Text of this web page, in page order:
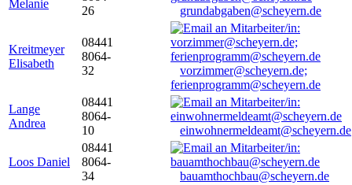
Melanie
26
grundabgaben@scheyern.de
Kreitmeyer
Elisabeth
08441
8064-
32
vorzimmer@scheyern.de;
ferienprogramm@scheyern.de
Lange
Andrea
08441
8064-
10
einwohnermeldeamt@scheyern.de
Loos Daniel
08441
8064-
34
bauamthochbau@scheyern.de